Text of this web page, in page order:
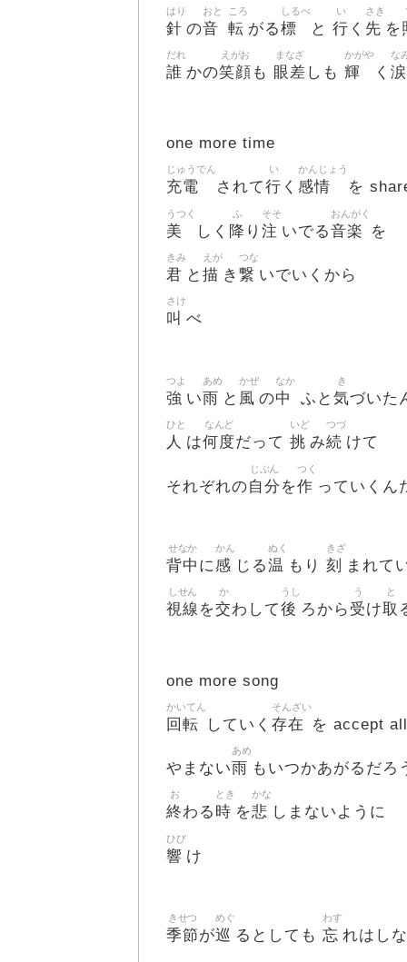
針
はり
の音
おと
転
ころ
がる標
しるべ
と 行
い
く 先
さき
を
誰
だれ
かの笑顔
えがお
も 眼差
まなざ
しも 輝
かがや
く 涙
な
one more time
充電
じゅうでん
されて行
い
く 感情
かんじょう
を
美
うつく
しく 降
ふ
り 注
そそ
いでる音楽
おんがく
を
君
きみ
と 描
えが
き 繋
つな
いでいくから
叫
さけ
べ
強
つよ
い雨
あめ
と 風
かぜ
の中
なか
ふと 気
き
づいた
人
ひと
は何度
なんど
だって 挑
いど
み続
つづ
けて
それぞれの自分
じぶん
を作
つく
っていくん
背中
せなか
に感
かん
じる温
ぬく
もり 刻
きざ
まれて
視線
しせん
を交
か
わして後
うし
ろから 受
う
け取
と
one more song
回転
かいてん
していく 存在
そんざい
を accept
やまない雨
あめ
もいつかあがるだろ
終
お
わる 時
とき
を悲
かな
しまないように
響
ひび
け
季節
きせつ
が巡
めぐ
るとしても 忘
わす
れはし